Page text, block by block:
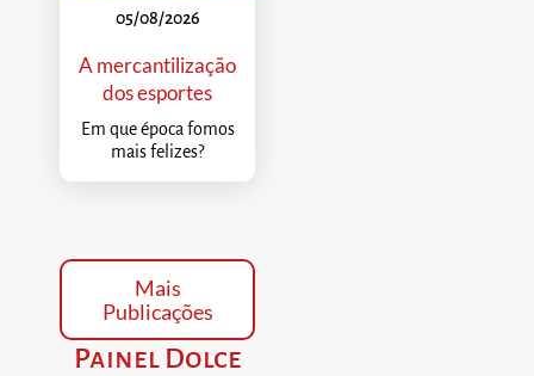
05/08/2026
A mercantilização
dos esportes
Em que época fomos
mais felizes?
Mais
Publicações
Painel Dolce